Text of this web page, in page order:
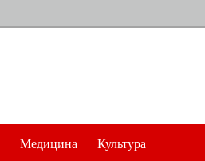
Медицина Культура